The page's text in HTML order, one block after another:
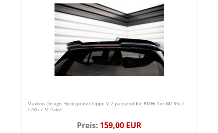
Maxton Design Heckspoiler Lippe V.2 passend für BMW 1er M135i /
128ti / M-Paket
Preis: 159,00 EUR